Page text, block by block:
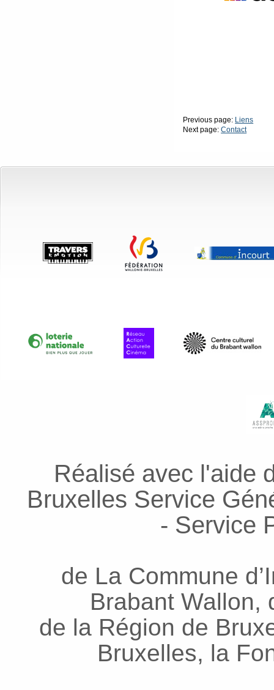
Previous page: Liens
Next page:Contact
Réalisé avec l'aide
Bruxelles Service
- Service
de La Commune
Brabant Wallon,
de la Région de
Bruxelles, la